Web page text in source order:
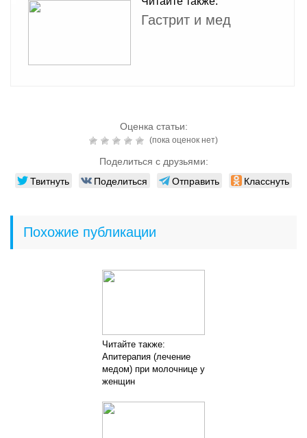
Гастрит и мед
Оценка статьи:
(пока оценок нет)
Поделиться с друзьями:
Твитнуть Поделиться Отправить Класснуть
Похожие публикации
Читайте также:
Апитерапия (лечение
медом) при молочнице у
женщин